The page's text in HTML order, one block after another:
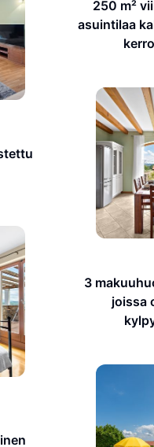
250 m²
asuintilaa
3
joissa